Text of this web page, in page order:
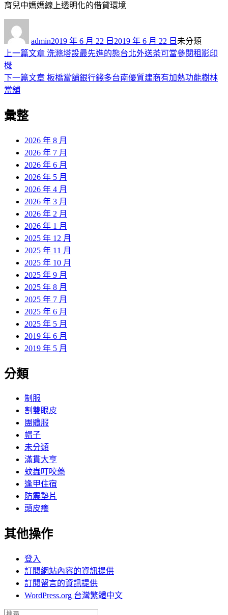
育兒中媽媽線上透明化的借貸環境
admin佈
日
2019 年 6 月 22 日 2019 年 6 月 22 日 類
未分類
文
章
導
覽
上一篇文章 上
篇
洗滌塔設最先進的態台北外送茶可當參閱租影印
機
下一篇文章 下
板橋當舖銀行錢多台南優質建商有加熱功能樹林
當舖
彙整
2026 年 8 月
2026 年 7 月
2026 年 6 月
2026 年 5 月
2026 年 4 月
2026 年 3 月
2026 年 2 月
2026 年 1 月
2025 年 12 月
2025 年 11 月
2025 年 10 月
2025 年 9 月
2025 年 8 月
2025 年 7 月
2025 年 6 月
2025 年 5 月
2019 年 6 月
2019 年 5 月
分類
制服
割雙眼皮
團體服
帽子
未分類
滿貫大亨
蚊蟲叮咬藥
逢甲住宿
防震墊片
頭皮癢
其他操作
登入
訂閱網站內容的資訊提供
訂閱留言的資訊提供
WordPress.org 台灣繁體中文